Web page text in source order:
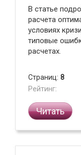
В статье
расчета
условиях
типовые
расчетах.
Страниц: 8
Рейтинг:
Читать